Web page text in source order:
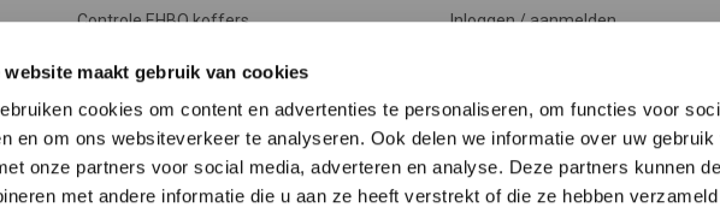
website maakt gebruik van cookies
cookies om content en advertenties te personaliseren, om functies voor
en om ons websiteverkeer te analyseren. Ook delen we informatie over uw gebruik
onze partners voor social media, adverteren en analyse. Deze partners kunnen
met andere informatie die u aan ze heeft verstrekt of die ze hebben
Controle EHBO koffers
Klachtenprocedure
Inloggen / aanmelden